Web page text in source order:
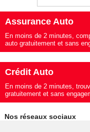
Assurance Auto
En moins de 2 minutes,
auto gratuitement et sans
Crédit Auto
En moins de 2 minutes,
gratuitement et sans
Nos réseaux sociaux